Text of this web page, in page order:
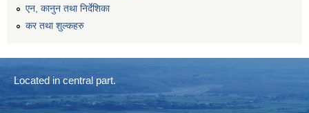
एन, कानुन तथा निर्देशिका
कर तथा शुल्कहरु
Located in central part.